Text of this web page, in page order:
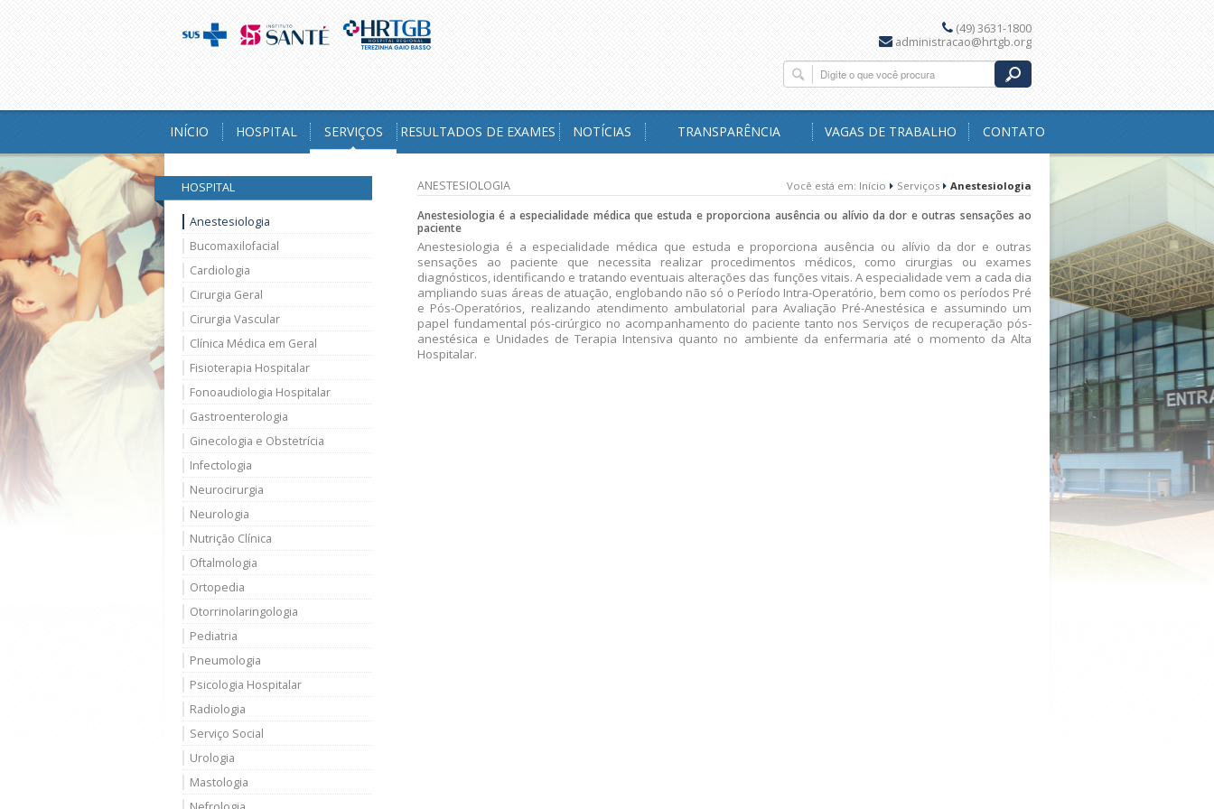
(49) 3631-1800
administracao@hrtgb.org
INÍCIO HOSPITAL SERVIÇOS RESULTADOS DE EXAMES NOTÍCIAS TRANSPARÊNCIA VAGAS DE TRABALHO CONTATO
HOSPITAL
Anestesiologia
Bucomaxilofacial
Cardiologia
Cirurgia Geral
Cirurgia Vascular
Clínica Médica em Geral
Fisioterapia Hospitalar
Fonoaudiologia Hospitalar
Gastroenterologia
Ginecologia e Obstetrícia
Infectologia
Neurocirurgia
Neurologia
Nutrição Clínica
Oftalmologia
Ortopedia
Otorrinolaringologia
Pediatria
Pneumologia
Psicologia Hospitalar
Radiologia
Serviço Social
Urologia
Mastologia
ANESTESIOLOGIA Você está em: Início Serviços Anestesiologia
Anestesiologia é a especialidade médica que estuda e proporciona ausência ou alívio da dor e outras sensações ao
paciente
Anestesiologia é a especialidade médica que estuda e proporciona ausência ou alívio da dor e outras
sensações ao paciente que necessita realizar procedimentos médicos, como cirurgias ou exames
diagnósticos, identificando e tratando eventuais alterações das funções vitais. A especialidade vem a cada dia
ampliando suas áreas de atuação, englobando não só o Período Intra-Operatório, bem como os períodos Pré
e Pós-Operatórios, realizando atendimento ambulatorial para Avaliação Pré-Anestésica e assumindo um
papel fundamental pós-cirúrgico no acompanhamento do paciente tanto nos Serviços de recuperação pós-
anestésica e Unidades de Terapia Intensiva quanto no ambiente da enfermaria até o momento da Alta
Hospitalar.